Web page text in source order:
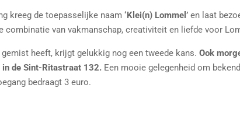
kreeg de toepasselijke naam ‘Klei(n) Lommel’ en laat
combinatie van vakmanschap, creativiteit en liefde voor
gemist heeft, krijgt gelukkig nog een tweede kans. Ook
de Sint-Ritastraat 132. Een mooie gelegenheid om
bedraagt 3 euro.